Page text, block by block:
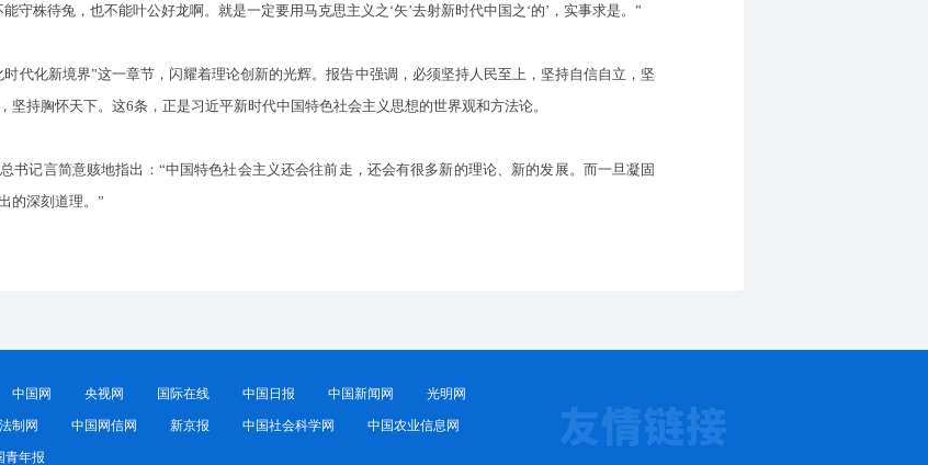
株待兔，也不能叶公好龙啊。就是一定要用马克思主义之‘矢’去射新时代中国之‘的’，实事求是。”
化新境界”这一章节，闪耀着理论创新的光辉。报告中强调，必须坚持人民至上，坚持自信自立，坚
持胸怀天下。这6条，正是习近平新时代中国特色社会主义思想的世界观和方法论。
记言简意赅地指出：“中国特色社会主义还会往前走，还会有很多新的理论、新的发展。而一旦凝固
的深刻道理。”
中国网 央视网 国际在线 中国日报 中国新闻网 光明网
法制网 中国网信网 新京报 中国社会科学网 中国农业信息网
青年报